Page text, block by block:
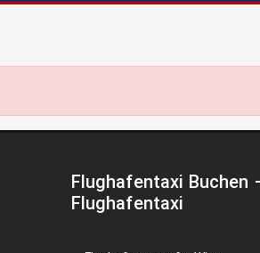
Flughafentaxi Buchen
Flughafentaxi